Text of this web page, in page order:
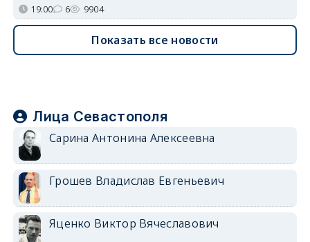
19:00 6 9904
Показать все новости
Лица Севастополя
Сарина Антонина Алексеевна
Грошев Владислав Евгеньевич
Яценко Виктор Вячеславович